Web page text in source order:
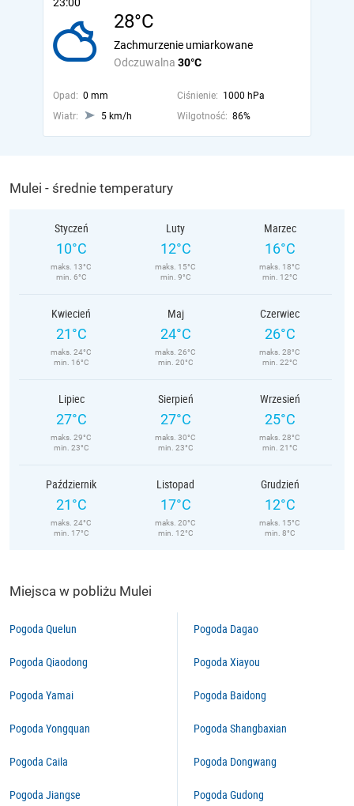
28°C
Odczuwalna 30°C
Zachmurzenie umiarkowane
Opad: 0 mm Ciśnienie: 1000 hPa
Wiatr:
5 km/h Wilgotność: 86%
Mulei - średnie temperatury
Styczeń
10°C
maks. 13°C
min. 6°C
Luty
12°C
maks. 15°C
min. 9°C
Marzec
16°C
maks. 18°C
min. 12°C
Kwiecień
21°C
maks. 24°C
min. 16°C
Maj
24°C
maks. 26°C
min. 20°C
Czerwiec
26°C
maks. 28°C
min. 22°C
Lipiec
27°C
maks. 29°C
min. 23°C
Sierpień
27°C
maks. 30°C
min. 23°C
Wrzesień
25°C
maks. 28°C
min. 21°C
Październik
21°C
maks. 24°C
min. 17°C
Listopad
17°C
maks. 20°C
min. 12°C
Grudzień
12°C
maks. 15°C
min. 8°C
Miejsca w pobliżu Mulei
Pogoda Quelun
Pogoda Qiaodong
Pogoda Yamai
Pogoda Yongquan
Pogoda Caila
Pogoda Jiangse
Pogoda Dagao
Pogoda Xiayou
Pogoda Baidong
Pogoda Shangbaxian
Pogoda Dongwang
Pogoda Gudong